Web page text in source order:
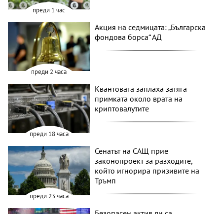
преди 1 час
преди 2 часа
Акция на седмицата: „Българска
фондова борса“ АД
преди 18 часа
Квантовата заплаха затяга
примката около врата на
криптовалутите
преди 23 часа
Сенатът на САЩ прие
законопроект за разходите,
който игнорира призивите на
Тръмп